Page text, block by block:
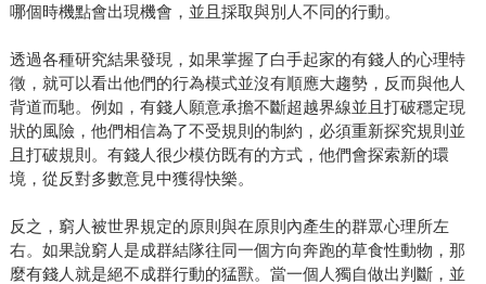
哪個時機點會出現機會，並且採取與別人不同的行動。
透過各種研究結果發現，如果掌握了白手起家的有錢人的心理特
徵，就可以看出他們的行為模式並沒有順應大趨勢，反而與他人
背道而馳。例如，有錢人願意承擔不斷超越界線並且打破穩定現
狀的風險，他們相信為了不受規則的制約，必須重新探究規則並
且打破規則。有錢人很少模仿既有的方式，他們會探索新的環
境，從反對多數意見中獲得快樂。
反之，窮人被世界規定的原則與在原則內產生的群眾心理所左
右。如果說窮人是成群結隊往同一個方向奔跑的草食性動物，那
麼有錢人就是絕不成群行動的猛獸。當一個人獨自做出判斷，並